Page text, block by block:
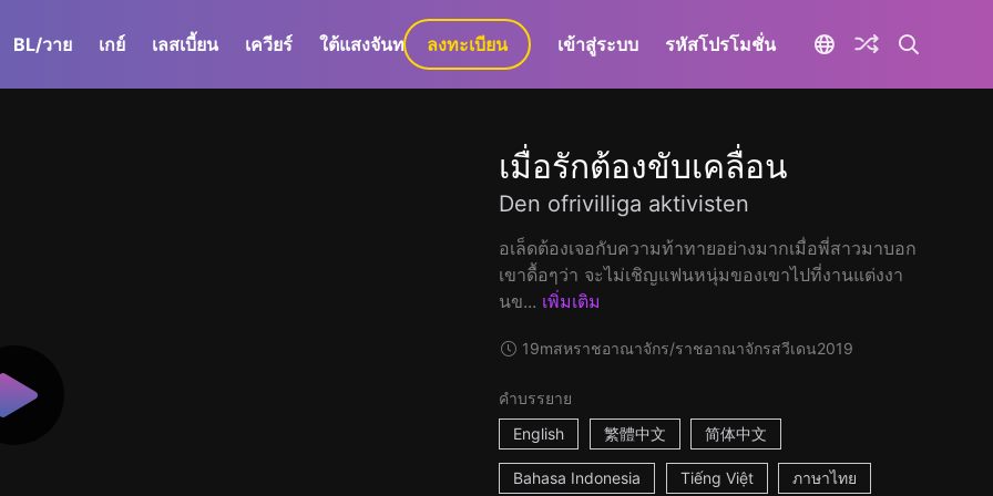
BL/วาย เกย์ เลสเบี้ยน เควียร์ ใต้แสงจันทร์ GaLa+
ลงทะเบียน เข้าสู่ระบบ รหัสโปรโมชั่น
เมื่อรักต้องขับเคลื่อน
Den ofrivilliga aktivisten
อเล็ดต้องเจอกับความท้าทายอย่างมากเมื่อพี่สาวมาบอก
เขาดื้อๆว่า จะไม่เชิญแฟนหนุ่มของเขาไปที่งานแต่งงา
นข... เพิ่มเติม
19mสหราชอาณาจักร/ราชอาณาจักรสวีเดน2019
คำบรรยาย
English
繁體中文 简体中文
Bahasa Indonesia Tiếng Việt ภาษาไทย